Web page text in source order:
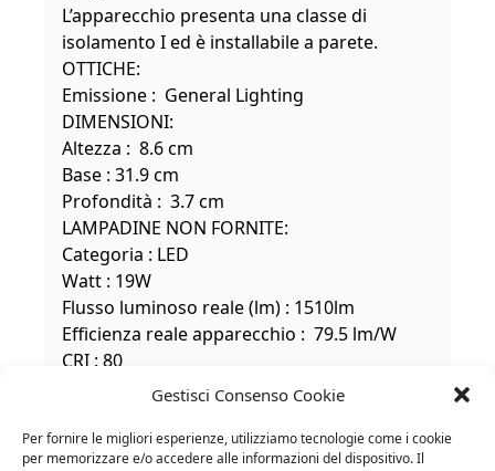
Gestisci Consenso Cookie
Per fornire le migliori esperienze, utilizziamo tecnologie come i cookie
per memorizzare e/o accedere alle informazioni del dispositivo. Il
L’apparecchio presenta una classe di
isolamento I ed è installabile a parete.
OTTICHE:
Emissione : General Lighting
DIMENSIONI:
Altezza : 8.6cm
Base : 31.9 cm
Profondità : 3.7 cm
LAMPADINE NON FORNITE:
Categoria : LED
Watt : 19W
Flusso luminoso reale (lm) : 1510lm
Efficienza reale apparecchio : 79.5 lm/W
CRI : 80
CCT : 3000K
220-240
DIMMER: